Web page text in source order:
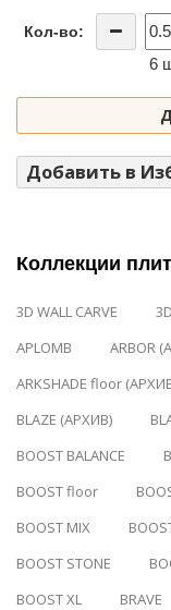
Кол-во:
6
Добавить в
Коллекции
3D WALL CARVE
APLOMB
ARBOR
ARKSHADE floor
BLAZE (АРХИВ)
BOOST BALANCE
BOOST floor
BOOST MIX
BOOST STONE
BOOST XL
BRAVE